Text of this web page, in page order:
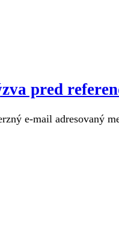
pred
e-mail adresovaný